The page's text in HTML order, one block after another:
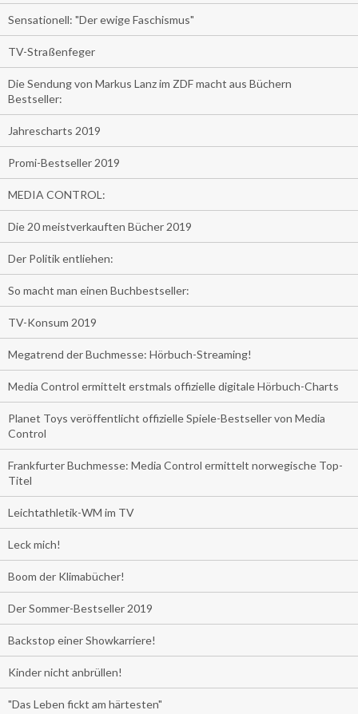
Sensationell: "Der ewige Faschismus"
TV-Straßenfeger
Die Sendung von Markus Lanz im ZDF macht aus Büchern
Bestseller:
Jahrescharts 2019
Promi-Bestseller 2019
MEDIA CONTROL:
Die 20 meistverkauften Bücher 2019
Der Politik entliehen:
So macht man einen Buchbestseller:
TV-Konsum 2019
Megatrend der Buchmesse: Hörbuch-Streaming!
Media Control ermittelt erstmals offizielle digitale Hörbuch-Charts
Planet Toys veröffentlicht offizielle Spiele-Bestseller von Media
Control
Frankfurter Buchmesse: Media Control ermittelt norwegische Top-
Titel
Leichtathletik-WM im TV
Leck mich!
Boom der Klimabücher!
Der Sommer-Bestseller 2019
Backstop einer Showkarriere!
Kinder nicht anbrüllen!
"Das Leben fickt am härtesten"